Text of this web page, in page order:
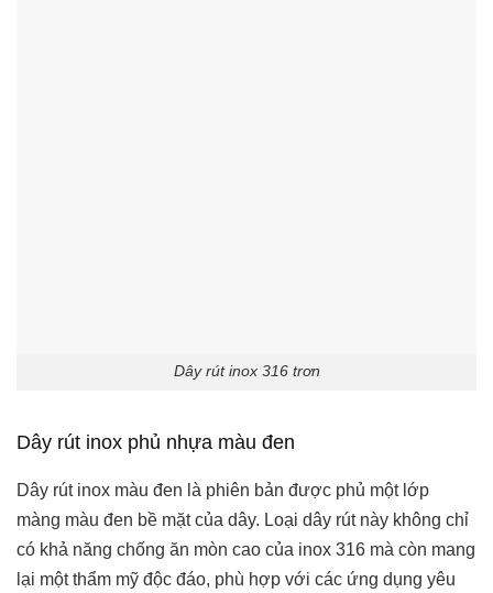
Dây rút inox 316 trơn
Dây rút inox phủ nhựa màu đen
Dây rút inox màu đen là phiên bản được phủ một lớp
màng màu đen bề mặt của dây. Loại dây rút này không chỉ
có khả năng chống ăn mòn cao của inox 316 mà còn mang
lại một thẩm mỹ độc đáo, phù hợp với các ứng dụng yêu